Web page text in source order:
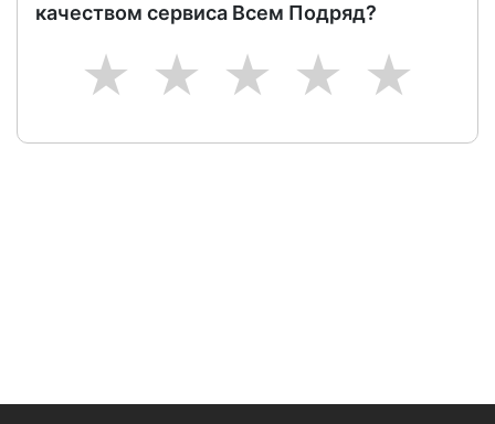
качеством сервиса Всем Подряд?
5
4
3
2
1